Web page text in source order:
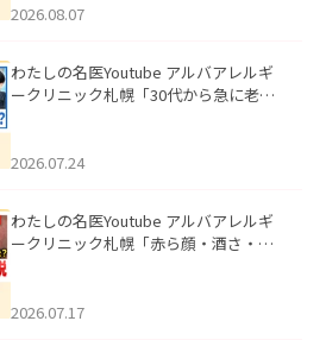
ました。
2026.08.07
わたしの名医Youtube アルバアレルギ
ークリニック札幌「30代から急に老け
た。
2026.07.24
わたしの名医Youtube アルバアレルギ
ークリニック札幌「赤ら顔・酒さ・ニ
した。
2026.07.17